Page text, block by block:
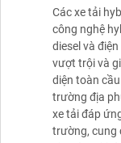
Các xe tải
công nghệ
diesel và
vượt trội và
diện toàn
trường địa
xe tải đáp
trường, cung